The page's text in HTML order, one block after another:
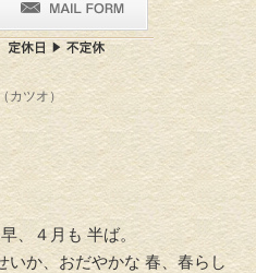
カツオ）
、４月も 半ば。
いか、おだやかな 春、春らし